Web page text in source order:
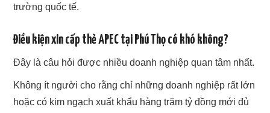
trường quốc tế.
Điều kiện xin cấp thẻ APEC tại Phú Thọ có khó không?
Đây là câu hỏi được nhiều doanh nghiệp quan tâm nhất.
Không ít người cho rằng chỉ những doanh nghiệp rất lớn
hoặc có kim ngạch xuất khẩu hàng trăm tỷ đồng mới đủ